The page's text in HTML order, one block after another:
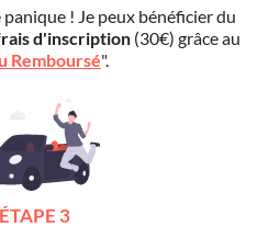
panique ! Je peux bénéficier du
d'inscription (30€) grâce au
Remboursé".
ÉTAPE 3